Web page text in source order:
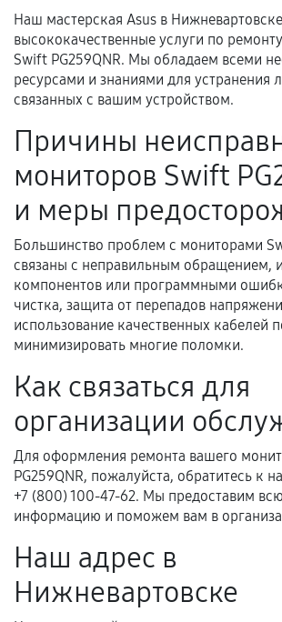
Документы для
гарантии
Акт выполненных работ с датой,
услуг и сроком гарантии.
и кассовый чек.
Расширенная гарантия
В некоторых случаях возможно
расширенной гарантии. Стоимость,
условия продления согласовываются
фиксируются в документах.
Когда гарантия не
Нарушение правил эксплуатации,
перегрев, коррозия.
Самостоятельный ремонт или
третьих лиц.
Наш мастерская Asus в
высококачественные услуги по
Swift PG259QNR. Мы обладаем всеми
ресурсами и знаниями для устранения
связанных с вашим устройством.
Причины
мониторов Swift
и меры
Большинство проблем с мониторами
связаны с неправильным обращением,
компонентов или программными
чистка, защита от перепадов
использование качественных кабелей
минимизировать многие поломки.
Как связаться для
организации
Для оформления ремонта вашего
PG259QNR, пожалуйста, обратитесь к
+7 (800) 100-47-62. Мы предоставим
информацию и поможем вам в
Наш адрес в
Нижневартовске